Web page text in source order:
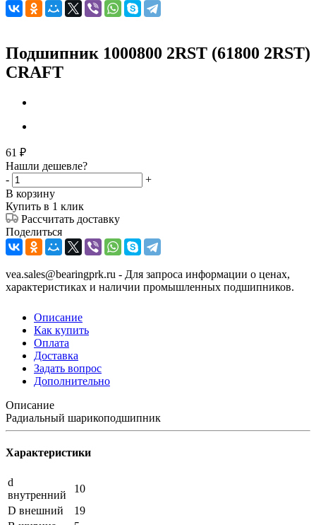
Подшипник 1000800 2RST (61800 2RST)
CRAFT
61 ₽
Нашли дешевле?
-
+
В корзину
Купить в 1 клик
Рассчитать доставку
Поделиться
vea.sales@bearingprk.ru - Для запроса информации о ценах,
характеристиках и наличии промышленных подшипников.
Описание
Как купить
Оплата
Доставка
Задать вопрос
Дополнительно
Описание
Радиальный шарикоподшипник
Характеристики
d
внутренний
10
D внешний
19